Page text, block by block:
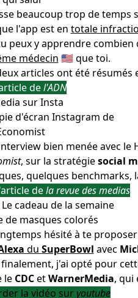
beaucoup trop de temps
l'app est en totale
peux y apprendre
médecin 🇺🇸 que toi.
articles ont été résumés
del'ADN
sur Insta
bien menée avec le
, sur la stratégiesocial
quelques benchmarks,
dela revue des medias
cadeau de la semaine
hésité à te
du SuperBowl avec
j'ai opté pour
le CDCetWarnerMedia, qui
la vidéo sur youtube